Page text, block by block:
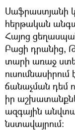
Սաֆրաստյանի
հերթական
Հայոց
Բացի դրանից,
տարի առաջ
ճանաչման դեմ
իր
ազգային
նստավայրում։